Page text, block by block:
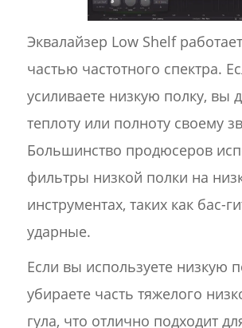
Эквалайзер Low Shelf
частью частотного спектра.
усиливаете низкую полку, вы
теплоту или полноту своему
Большинство продюсеров
фильтры низкой полки на
инструментах, таких как бас-
ударные.
Если вы используете низкую
убираете часть тяжелого
гула, что отлично подходит